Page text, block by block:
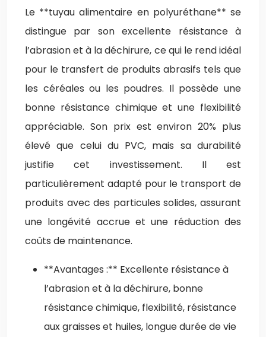
Le **tuyau alimentaire en polyuréthane** se
distingue par son excellente résistance à
l’abrasion et à la déchirure, ce qui le rend idéal
pour le transfert de produits abrasifs tels que
les céréales ou les poudres. Il possède une
bonne résistance chimique et une flexibilité
appréciable. Son prix est environ 20% plus
élevé que celui du PVC, mais sa durabilité
justifie cet investissement. Il est
particulièrement adapté pour le transport de
produits avec des particules solides, assurant
une longévité accrue et une réduction des
coûts de maintenance.
**Avantages :** Excellente résistance à
l’abrasion et à la déchirure, bonne
résistance chimique, flexibilité, résistance
aux graisses et huiles, longue durée de vie